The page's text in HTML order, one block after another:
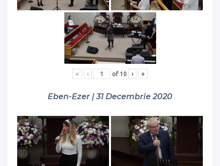
« ‹ of 10 › »
Eben-Ezer | 31 Decembrie 2020